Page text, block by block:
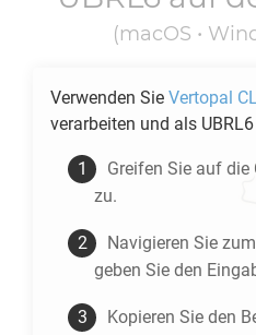
(macOS •
Verwenden Sie Vertopal
verarbeiten und als UBRL6
Greifen Sie auf die
zu.
Navigieren Sie zum
geben Sie den
Kopieren Sie den